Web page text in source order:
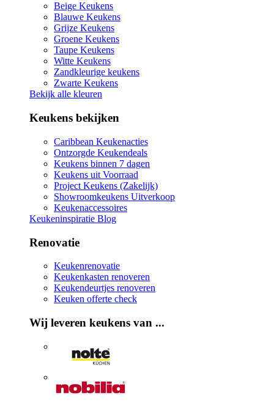
Beige Keukens
Blauwe Keukens
Grijze Keukens
Groene Keukens
Taupe Keukens
Witte Keukens
Zandkleurige keukens
Zwarte Keukens
Bekijk alle kleuren
Keukens bekijken
Caribbean Keukenacties
Ontzorgde Keukendeals
Keukens binnen 7 dagen
Keukens uit Voorraad
Project Keukens (Zakelijk)
Showroomkeukens Uitverkoop
Keukenaccessoires
Keukeninspiratie Blog
Renovatie
Keukenrenovatie
Keukenkasten renoveren
Keukendeurtjes renoveren
Keuken offerte check
Wij leveren keukens van ...